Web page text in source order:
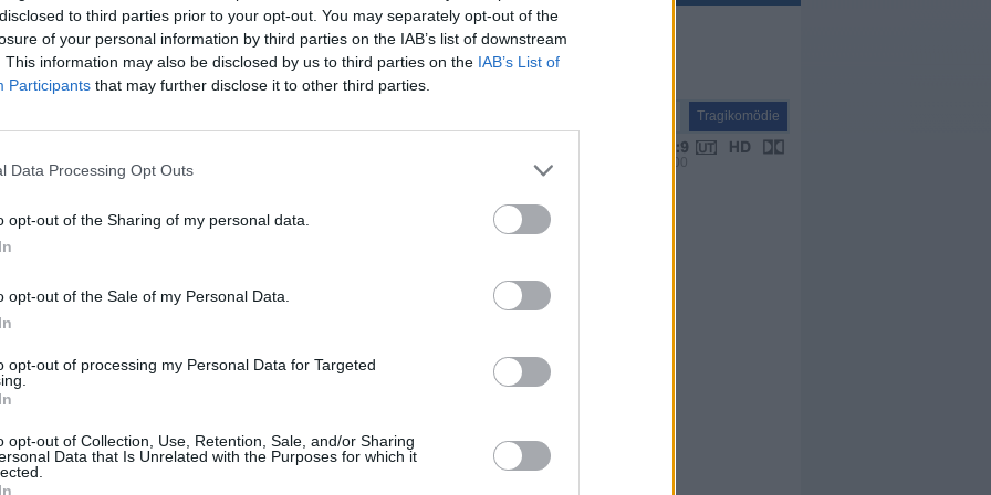
to third parties prior to your opt-out. You may separately opt-out of the
of your personal information by third parties on the IAB’s list of downstream
This information may also be disclosed by us to third parties on the IAB’s List of
Participants that may further disclose it to other third parties.
Data Processing Opt Outs
opt-out of the Sharing of my personal data.
opt-out of the Sale of my Personal Data.
opt-out of processing my Personal Data for Targeted
opt-out of Collection, Use, Retention, Sale, and/or Sharing
Data that Is Unrelated with the Purposes for which it
Tragikomödie
VPS 00:00
frühere Lehrerin es noch einmal wissen und endlich den ersten
mit einem charmant-intelligenten Callboy wird für beide zu
hinaus. - Pointenreiche und tiefsinnige Erotikkomödie mit der
in der Hauptrolle. Nancy Stokes , eine verwitwete ehemalige
zwischenmenschlicher Nähe und gutem Sex, der ihr in ihrer stabilen,
Nancy ist fest entschlossen, möglichst viel davon nachzuholen, und
neuer Erfahrungen. Sie trifft den jungen Leo Grande in einem
äußerst attraktiv, aber womit Nancy ganz und gar nicht gerechnet hat:
Liebe, sondern außerdem ein interessanter und charmanter
nicht alles über sich verraten möchte, stellt Nancy fest, dass
Rendezvous‘ verändern sich die Erwartungen und die Dynamik
endgültig verlassen. Drei Frauen bilden das kreative Zentrum
Erotikkomödie über späte erotische Erfüllung und das Begehren.
Begegnungen nach einem Drehbuch von Katy Brand. Die große
(„Viel Lärm um nichts“, „Kindeswohl“, „Men in Black International“)